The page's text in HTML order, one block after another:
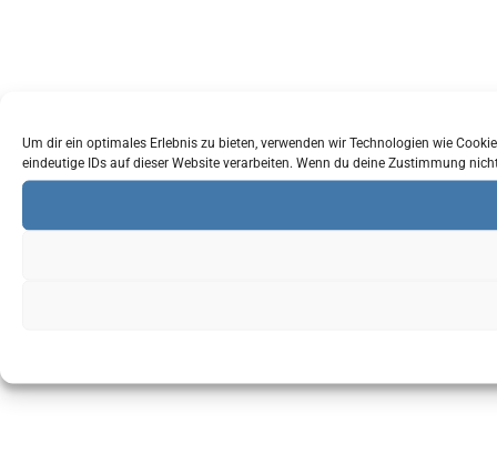
Um dir ein optimales Erlebnis zu bieten, verwenden wir Technologien wie
eindeutige IDs auf dieser Website verarbeiten. Wenn du deine Zustimmung